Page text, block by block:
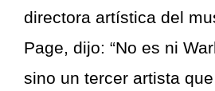
directora artística del
Page, dijo: “No es ni
sino un tercer artista